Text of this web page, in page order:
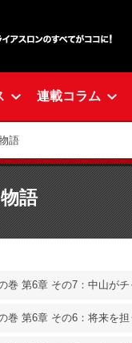
連載コラム
語
語
巻 第6章 その7：中山が
巻 第6章 その6：将来を